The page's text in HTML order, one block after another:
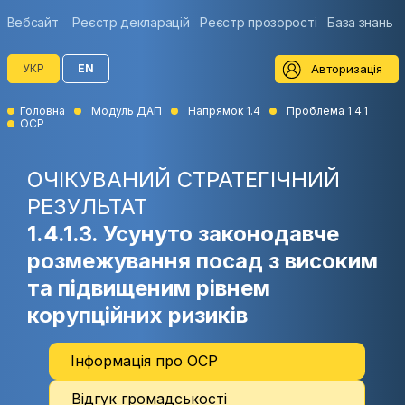
Вебсайт Реєстр декларацій Реєстр прозорості База знань
УКР EN Авторизація
Головна Модуль ДАП Напрямок 1.4
Проблема 1.4.1
ОСР
ОЧІКУВАНИЙ СТРАТЕГІЧНИЙ
РЕЗУЛЬТАТ
1.4.1.3. Усунуто законодавче
розмежування посад з високим
та підвищеним рівнем
корупційних ризиків
Інформація про ОСР
Відгук громадськості